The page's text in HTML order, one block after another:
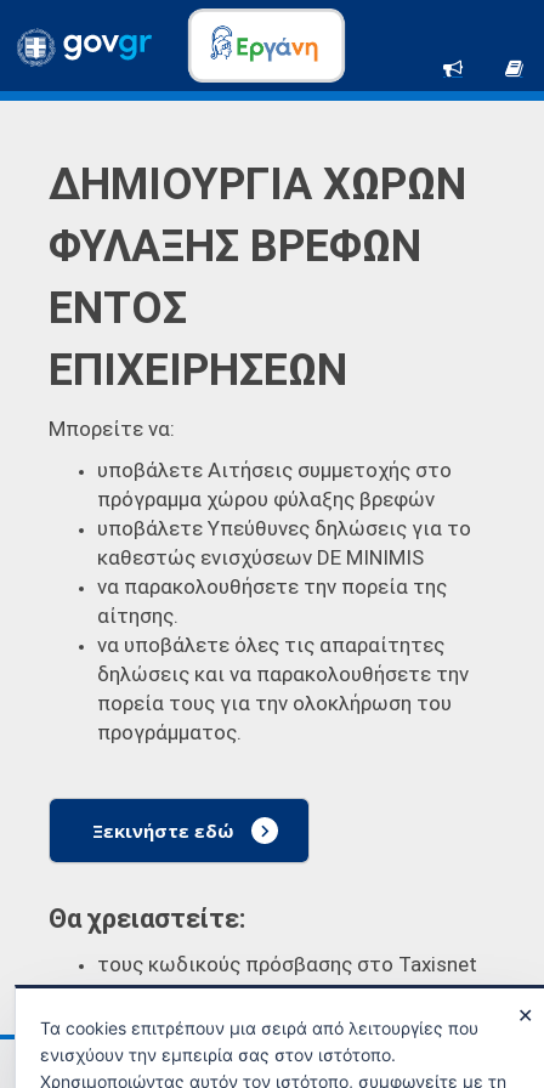
ΔΗΜΙΟΥΡΓΙΑ ΧΩΡΩΝ
ΦΥΛΑΞΗΣ ΒΡΕΦΩΝ
ΕΝΤΟΣ
ΕΠΙΧΕΙΡΗΣΕΩΝ
Μπορείτε να:
υποβάλετε Αιτήσεις συμμετοχής στο
πρόγραμμα χώρου φύλαξης βρεφών
υποβάλετε Υπεύθυνες δηλώσεις για το
καθεστώς ενισχύσεων DE MINIMIS
να παρακολουθήσετε την πορεία της
αίτησης.
να υποβάλετε όλες τις απαραίτητες
δηλώσεις και να παρακολουθήσετε την
πορεία τους για την ολοκλήρωση του
προγράμματος.
Ξεκινήστε εδώ
Θα χρειαστείτε:
τους κωδικούς πρόσβασης στο Taxisnet
Ανακοινώσεις Όροι χρήσης
✕
Τα cookies επιτρέπουν μια σειρά από λειτουργίες που
ενισχύουν την εμπειρία σας στον ιστότοπο.
Χρησιμοποιώντας αυτόν τον ιστότοπο, συμφωνείτε με τη